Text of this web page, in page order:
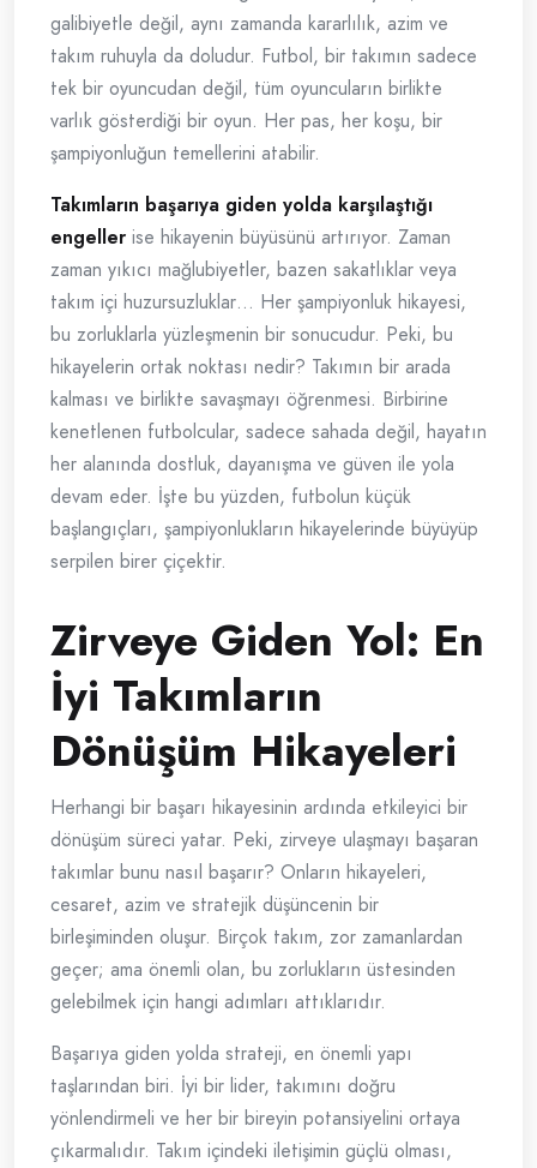
galibiyetle değil, aynı zamanda kararlılık, azim ve
takım ruhuyla da doludur. Futbol, bir takımın sadece
tek bir oyuncudan değil, tüm oyuncuların birlikte
varlık gösterdiği bir oyun. Her pas, her koşu, bir
şampiyonluğun temellerini atabilir.
Takımların başarıya giden yolda karşılaştığı
engeller ise hikayenin büyüsünü artırıyor. Zaman
zaman yıkıcı mağlubiyetler, bazen sakatlıklar veya
takım içi huzursuzluklar… Her şampiyonluk hikayesi,
bu zorluklarla yüzleşmenin bir sonucudur. Peki, bu
hikayelerin ortak noktası nedir? Takımın bir arada
kalması ve birlikte savaşmayı öğrenmesi. Birbirine
kenetlenen futbolcular, sadece sahada değil, hayatın
her alanında dostluk, dayanışma ve güven ile yola
devam eder. İşte bu yüzden, futbolun küçük
başlangıçları, şampiyonlukların hikayelerinde büyüyüp
serpilen birer çiçektir.
Zirveye Giden Yol: En
İyi Takımların
Dönüşüm Hikayeleri
Herhangi bir başarı hikayesinin ardında etkileyici bir
dönüşüm süreci yatar. Peki, zirveye ulaşmayı başaran
takımlar bunu nasıl başarır? Onların hikayeleri,
cesaret, azim ve stratejik düşüncenin bir
birleşiminden oluşur. Birçok takım, zor zamanlardan
geçer; ama önemli olan, bu zorlukların üstesinden
gelebilmek için hangi adımları attıklarıdır.
Başarıya giden yolda strateji, en önemli yapı
taşlarından biri. İyi bir lider, takımını doğru
yönlendirmeli ve her bir bireyin potansiyelini ortaya
çıkarmalıdır. Takım içindeki iletişimin güçlü olması,